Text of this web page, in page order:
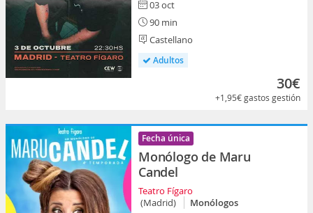
03 oct
90 min
Castellano
Adultos
30€
+1,95€gastos gestión
Fecha única
Monólogo de Maru
Candel
Teatro Fígaro
(Madrid)
Monólogos